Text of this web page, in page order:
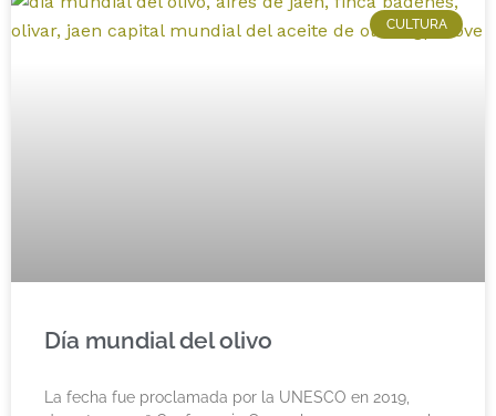
CULTURA
Día mundial del olivo
La fecha fue proclamada por la UNESCO en 2019,